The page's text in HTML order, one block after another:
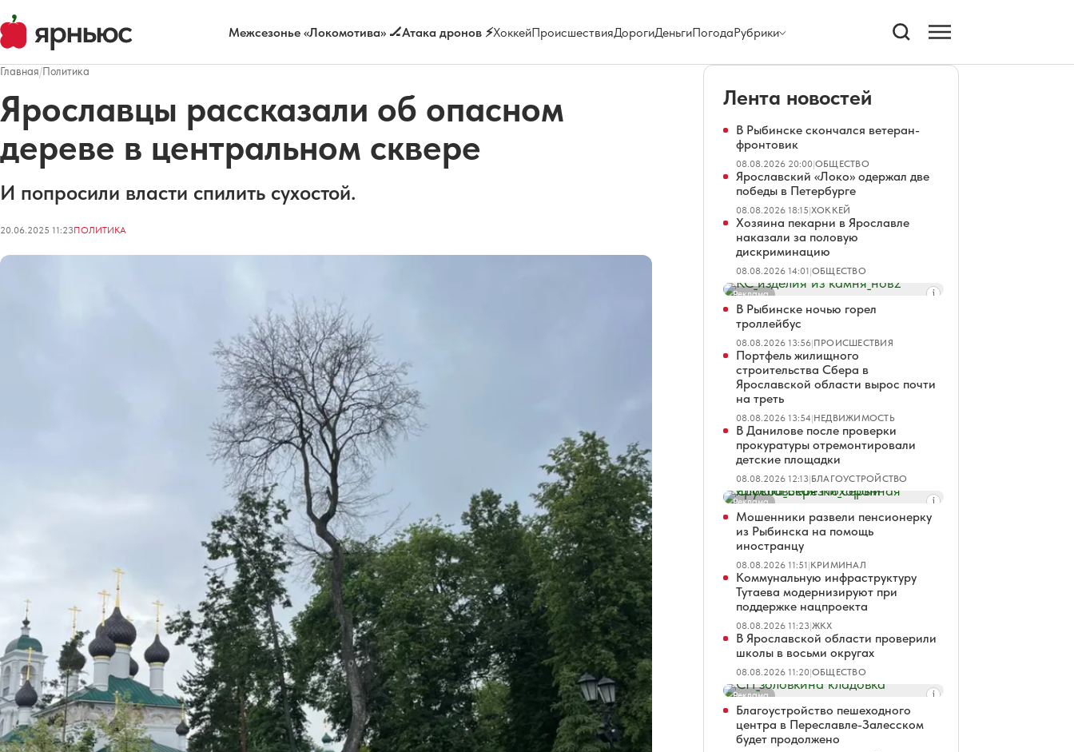
Межсезонье «Локомотива» 🏒Атака дронов ⚡ХоккейПроисшествияДорогиДеньгиПогодаРубрики
Главная/Политика
Ярославцы рассказали об опасном
дереве в центральном сквере
И попросили власти спилить сухостой.
20.06.2025 11:23ПОЛИТИКА
Лента новостей
В Рыбинске скончался ветеран-
фронтовик
08.08.2026 20:00|ОБЩЕСТВО
Ярославский «Локо» одержал две
победы в Петербурге
08.08.2026 18:15|ХОККЕЙ
Хозяина пекарни в Ярославле
наказали за половую
дискриминацию
08.08.2026 14:01|ОБЩЕСТВО
Реклама
В Рыбинске ночью горел
троллейбус
08.08.2026 13:56|ПРОИСШЕСТВИЯ
Портфель жилищного
строительства Сбера в
Ярославской области вырос почти
на треть
08.08.2026 13:54|НЕДВИЖИМОСТЬ
В Данилове после проверки
прокуратуры отремонтировали
детские площадки
08.08.2026 12:13|БЛАГОУСТРОЙСТВО
Реклама
Мошенники развели пенсионерку
из Рыбинска на помощь
иностранцу
08.08.2026 11:51|КРИМИНАЛ
Коммунальную инфраструктуру
Тутаева модернизируют при
поддержке нацпроекта
08.08.2026 11:23|ЖКХ
В Ярославской области проверили
школы в восьми округах
08.08.2026 11:20|ОБЩЕСТВО
Реклама
Благоустройство пешеходного
центра в Переславле-Залесском
будет продолжено